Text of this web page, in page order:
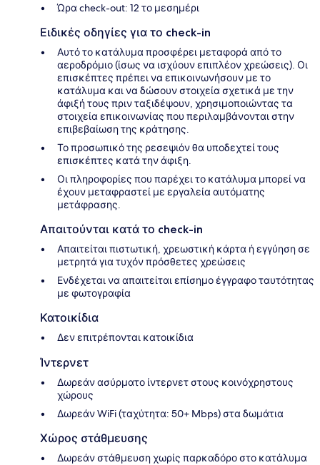
Ώρα check-out: 12 το μεσημέρι
Ειδικές οδηγίες για το check-in
Αυτό το κατάλυμα προσφέρει μεταφορά από το
αεροδρόμιο (ίσως να ισχύουν επιπλέον χρεώσεις). Οι
επισκέπτες πρέπει να επικοινωνήσουν με το
κατάλυμα και να δώσουν στοιχεία σχετικά με την
άφιξή τους πριν ταξιδέψουν, χρησιμοποιώντας τα
στοιχεία επικοινωνίας που περιλαμβάνονται στην
επιβεβαίωση της κράτησης.
Το προσωπικό της ρεσεψιόν θα υποδεχτεί τους
επισκέπτες κατά την άφιξη.
Οι πληροφορίες που παρέχει το κατάλυμα μπορεί να
έχουν μεταφραστεί με εργαλεία αυτόματης
μετάφρασης.
Απαιτούνται κατά το check-in
Απαιτείται πιστωτική, χρεωστική κάρτα ή εγγύηση σε
μετρητά για τυχόν πρόσθετες χρεώσεις
Ενδέχεται να απαιτείται επίσημο έγγραφο ταυτότητας
με φωτογραφία
Κατοικίδια
Δεν επιτρέπονται κατοικίδια
Ίντερνετ
Δωρεάν ασύρματο ίντερνετ στους κοινόχρηστους
χώρους
Δωρεάν WiFi (ταχύτητα: 50+ Mbps) στα δωμάτια
Χώρος στάθμευσης
Δωρεάν στάθμευση χωρίς παρκαδόρο στο κατάλυμα